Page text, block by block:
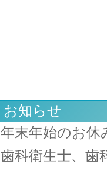
お知らせ
年末年始のお休
歯科衛生士、歯